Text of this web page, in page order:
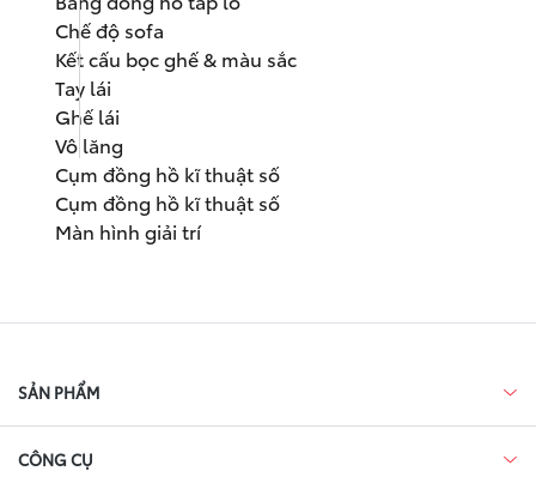
Chế độ sofa
Kết cấu bọc ghế & màu sắc
Tay lái
Ghế lái
Vô lăng
Cụm đồng hồ kĩ thuật số
Cụm đồng hồ kĩ thuật số
Màn hình giải trí
SẢN PHẨM
CÔNG CỤ